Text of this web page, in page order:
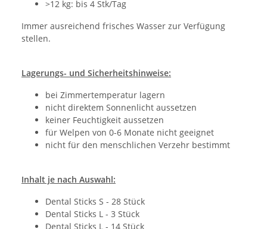
>12 kg: bis 4 Stk/Tag
Immer ausreichend frisches Wasser zur Verfügung
stellen.
Lagerungs- und Sicherheitshinweise:
bei Zimmertemperatur lagern
nicht direktem Sonnenlicht aussetzen
keiner Feuchtigkeit aussetzen
für Welpen von 0-6 Monate nicht geeignet
nicht für den menschlichen Verzehr bestimmt
Inhalt je nach Auswahl:
Dental Sticks S - 28 Stück
Dental Sticks L - 3 Stück
Dental Sticks L - 14 Stück